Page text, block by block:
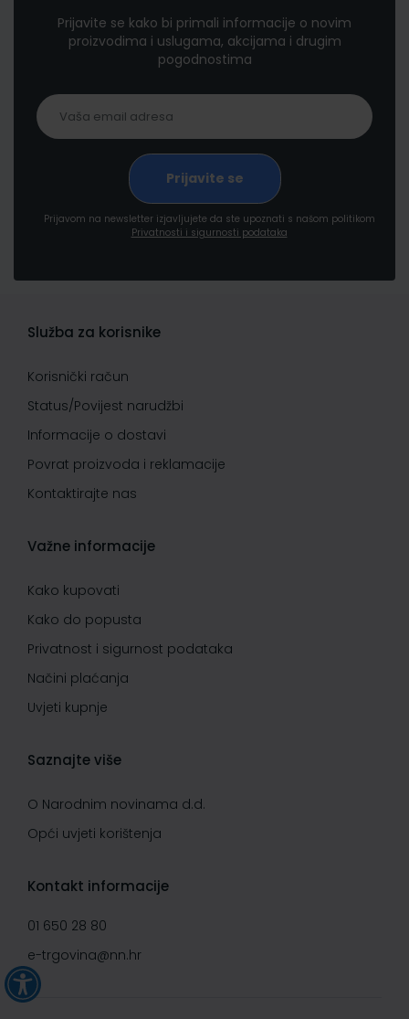
Prijavite se kako bi primali informacije o novim
proizvodima i uslugama, akcijama i drugim
pogodnostima
Prijavom na newsletter izjavljujete da ste upoznati s našom politikom
Privatnosti i sigurnosti podataka
Služba za korisnike
Korisnički račun
Status/Povijest narudžbi
Informacije o dostavi
Povrat proizvoda i reklamacije
Kontaktirajte nas
Važne informacije
Kako kupovati
Kako do popusta
Privatnost i sigurnost podataka
Načini plaćanja
Uvjeti kupnje
Saznajte više
O Narodnim novinama d.d.
Opći uvjeti korištenja
Kontakt informacije
01 650 28 80
e-trgovina@nn.hr